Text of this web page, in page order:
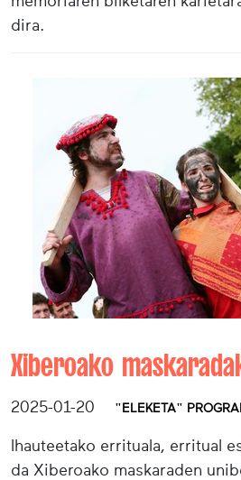
dira.
Xiberoako
2025-01-20 "ELEKETA"
Ihauteetako errituala, erritual
da Xiberoako maskaraden